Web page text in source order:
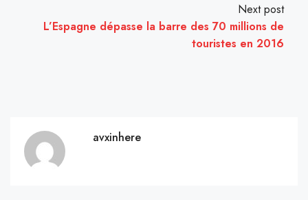
Next post
L’Espagne dépasse la barre des 70 millions de
touristes en 2016
avxinhere